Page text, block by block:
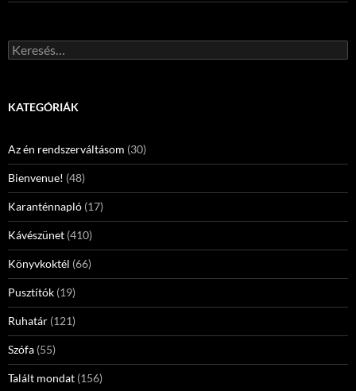
Keresés:
KATEGÓRIÁK
Az én rendszerváltásom (30)
Bienvenue! (48)
Karanténnapló (17)
Kávészünet (410)
Könyvkoktél (66)
Pusztítók (19)
Ruhatár (121)
Szófa (55)
Talált mondat (156)